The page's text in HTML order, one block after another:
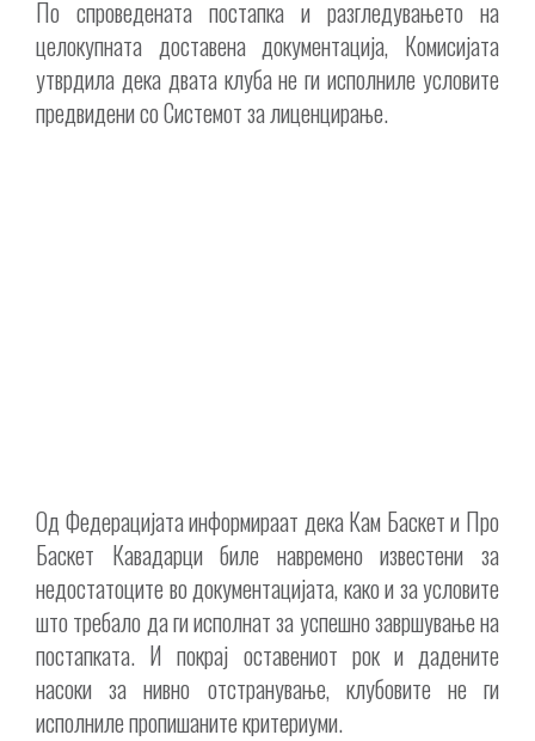
По спроведената постапка и разгледувањето на
целокупната доставена документација, Комисијата
утврдила дека двата клуба не ги исполниле условите
предвидени со Системот за лиценцирање.
Од Федерацијата информираат дека Кам Баскет и Про
Баскет Кавадарци биле навремено известени за
недостатоците во документацијата, како и за условите
што требало да ги исполнат за успешно завршување на
постапката. И покрај оставениот рок и дадените
насоки за нивно отстранување, клубовите не ги
исполниле пропишаните критериуми.